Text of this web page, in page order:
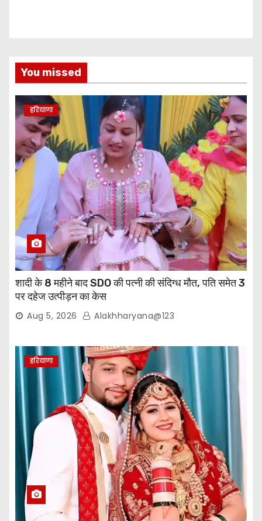
You missed
हरियाणा
शादी के 8 महीने बाद SDO की पत्नी की संदिग्ध मौत, पति समेत 3
पर दहेज उत्पीड़न का केस
Aug 5, 2026 Alakhharyana@123
हरियाणा